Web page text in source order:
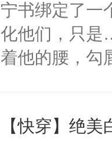
宁书绑定了一
化他们，只是
着他的腰，勾
来，给老公
【快穿】绝